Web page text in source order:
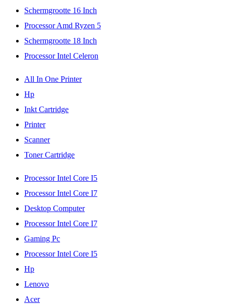
Schermgrootte 16 Inch
Processor Amd Ryzen 5
Schermgrootte 18 Inch
Processor Intel Celeron
All In One Printer
Hp
Inkt Cartridge
Printer
Scanner
Toner Cartridge
Processor Intel Core I5
Processor Intel Core I7
Desktop Computer
Processor Intel Core I7
Gaming Pc
Processor Intel Core I5
Hp
Lenovo
Acer